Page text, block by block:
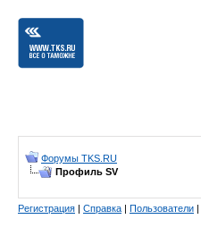
Форумы TKS.RU
Профиль SV
Регистрация | Справка | Пользователи |